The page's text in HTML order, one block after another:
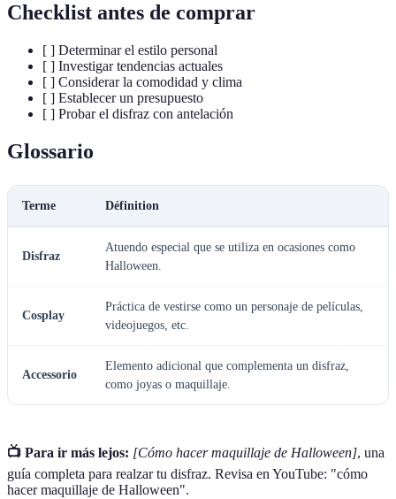
Checklist antes de comprar
[ ] Determinar el estilo personal
[ ] Investigar tendencias actuales
[ ] Considerar la comodidad y clima
[ ] Establecer un presupuesto
[ ] Probar el disfraz con antelación
Glossario
Terme Définition
Disfraz
Atuendo especial que se utiliza en ocasiones como
Halloween.
Cosplay
Práctica de vestirse como un personaje de películas,
videojuegos, etc.
Accessorio
Elemento adicional que complementa un disfraz,
como joyas o maquillaje.
📺 Para ir más lejos: [Cómo hacer maquillaje de Halloween], una
guía completa para realzar tu disfraz. Revisa en YouTube: "cómo
hacer maquillaje de Halloween".